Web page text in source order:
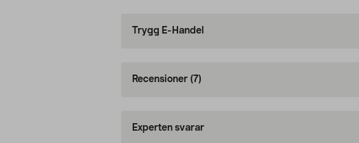
Trygg E-Handel
Recensioner (7)
Experten svarar